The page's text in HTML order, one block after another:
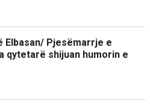
Elbasan/ Pjesëmarrje e
qytetarë shijuan humorin e